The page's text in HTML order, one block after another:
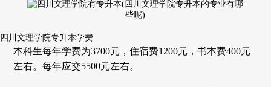
四川文理学院专升本学费
本科生每年学费为3700元，住宿费1200元，书本费400元
左右。每年应交5500元左右。